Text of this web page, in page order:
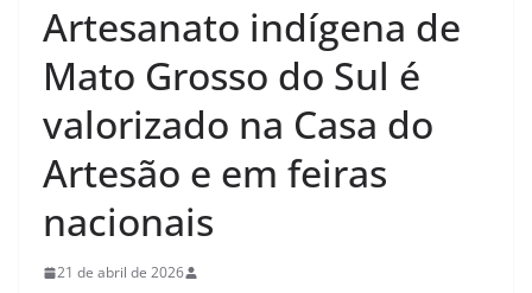
Artesanato indígena de
Mato Grosso do Sul é
valorizado na Casa do
Artesão e em feiras
nacionais
21 de abril de 2026